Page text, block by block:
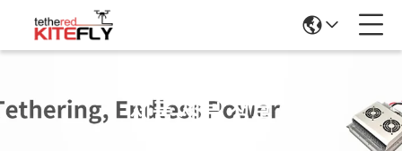
제품 세부 정보